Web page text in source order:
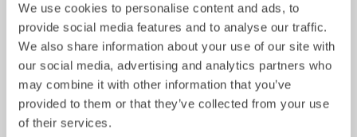
We use cookies to personalise content and ads, to
provide social media features and to analyse our traffic.
We also share information about your use of our site with
our social media, advertising and analytics partners who
may combine it with other information that you’ve
provided to them or that they’ve collected from your use
of their services.
XTR7
Tiltrotator 4-7ton
X07
Tiltrotator 5-7